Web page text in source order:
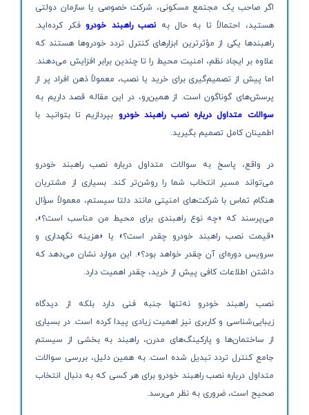
اگر صاحب یک مجتمع مسکونی، شرکت خصوصی یا سازمان دولتی
هستید، احتمالاً تا به حال به نصب راهبند خودرو فکر کرده‌اید.
راهبندها یکی از مؤثرترین ابزارهای کنترل تردد خودروها هستند که
علاوه بر ایجاد نظم، امنیت محیط را تا چندین برابر افزایش می‌دهند.
اما پیش از تصمیم‌گیری برای خرید یا نصب، معمولاً ذهن افراد پر از
پرسش‌های گوناگون است. از همین‌رو، در این مقاله قصد داریم به
سوالات متداول درباره نصب راهبند خودرو بپردازیم تا بتوانید با
اطمینان کامل تصمیم بگیرید.
در واقع، پاسخ به سوالات متداول درباره نصب راهبند خودرو
می‌تواند مسیر انتخاب شما را روشن‌تر کند. بسیاری از مشتریان
هنگام تماس با شرکت‌های امنیتی مانند دلتا سیستم، معمولاً سؤال
می‌پرسند که «چه نوع راهبندی برای محیط من مناسب است؟»،
«قیمت نصب راهبند خودرو چقدر است؟» یا «هزینه نگهداری و
سرویس دوره‌ای آن چقدر خواهد بود؟». این موارد نشان می‌دهد که
داشتن اطلاعات کافی پیش از خرید، چقدر اهمیت دارد.
نصب راهبند خودرو نه‌تنها جنبه فنی دارد بلکه از دیدگاه
زیبایی‌شناسی و کاربری نیز اهمیت زیادی پیدا کرده است. در بسیاری
از ساختمان‌ها و پارکینگ‌های مدرن، راهبند به بخشی از سیستم
جامع کنترل تردد تبدیل شده است. به همین دلیل، بررسی سوالات
متداول درباره نصب راهبند خودرو برای هر کسی که به دنبال انتخاب
صحیح است، ضروری به نظر می‌رسد.